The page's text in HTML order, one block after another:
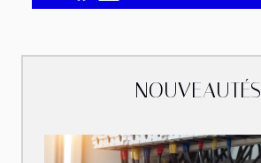
NOUVEAUTÉS